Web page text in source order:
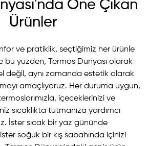
Öne Çıkan
Ürünler
ve pratiklik, seçtiğimiz her ürünle
bu yüzden, Termos Dünyası olarak
değil, aynı zamanda estetik olarak
amaçlıyoruz. Her duruma uygun,
içeceklerinizi ve
sıcaklıkta tutmanıza yardımcı
İster sıcak bir yaz gününde
soğuk bir kış sabahında içinizi